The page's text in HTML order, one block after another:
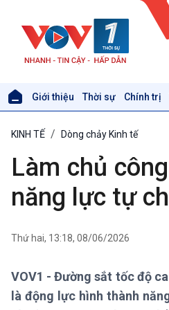
Giới thiệu Thời sự Chính trị
Xã hội
Tin Đời sống & Xã hội
KINH TẾ Dòng chảy Kinh tế
Làm chủ
năng lực tự
Thứ hai, 13:18, 08/06/2026
VOV1 - Đường sắt tốc độ
là động lực hình thành